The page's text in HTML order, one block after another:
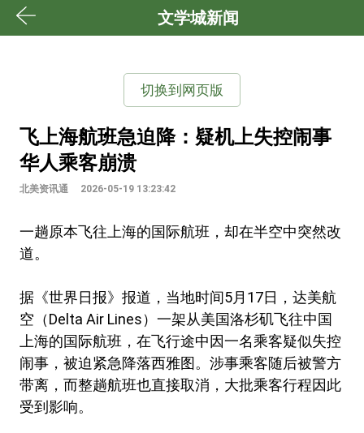
文学城新闻
切换到网页版
飞上海航班急迫降：疑机上失控闹事
华人乘客崩溃
北美资讯通 2026-05-19 13:23:42
一趟原本飞往上海的国际航班，却在半空中突然改
道。
据《世界日报》报道，当地时间5月17日，达美航
空（Delta Air Lines）一架从美国洛杉矶飞往中国
上海的国际航班，在飞行途中因一名乘客疑似失控
闹事，被迫紧急降落西雅图。涉事乘客随后被警方
带离，而整趟航班也直接取消，大批乘客行程因此
受到影响。